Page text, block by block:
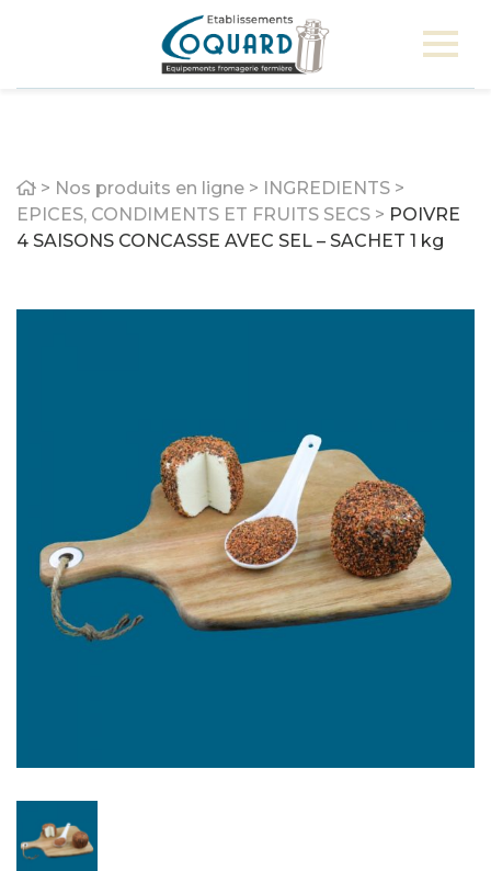
Home
> Nos produits en ligne > INGREDIENTS >
EPICES, CONDIMENTS ET FRUITS SECS > POIVRE
4 SAISONS CONCASSE AVEC SEL – SACHET 1 kg